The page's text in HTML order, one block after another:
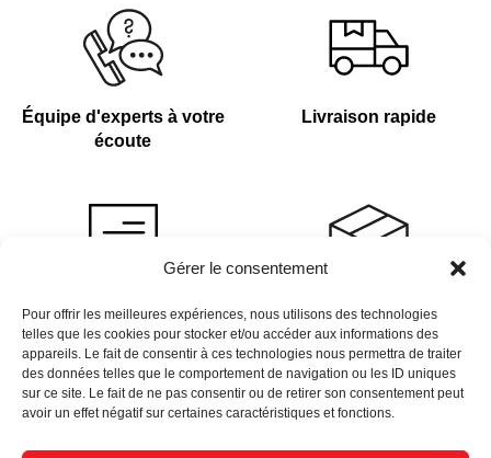
Gérer le consentement
Pour offrir les meilleures expériences, nous utilisons des technologies
telles que les cookies pour stocker et/ou accéder aux informations des
appareils. Le fait de consentir à ces technologies nous permettra de traiter
des données telles que le comportement de navigation ou les ID uniques
sur ce site. Le fait de ne pas consentir ou de retirer son consentement peut
avoir un effet négatif sur certaines caractéristiques et fonctions.
Équipe d'experts à votre
écoute
Livraison rapide
Devis sur demande
Plus de 4 000 références
en stock